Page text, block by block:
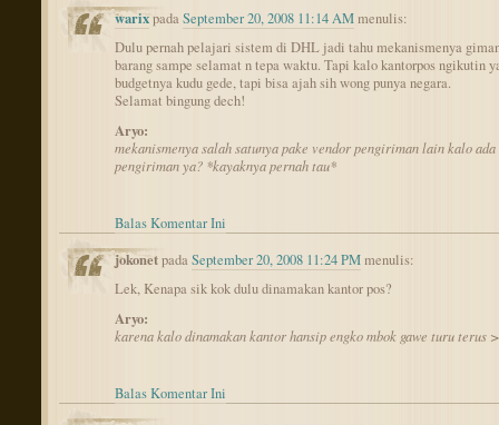
warixpadaSeptember 20, 2008 11:14 AMmenulis:
Dulu pernah pelajari sistem di DHL jadi tahu mekanismenya
barang sampe selamat n tepa waktu. Tapi kalo kantorpos ngikutin
budgetnya kudu gede, tapi bisa ajah sih wong punya negara.
Selamat bingung dech!
Aryo:
mekanismenya salah satunya pake vendor pengiriman lain kalo
pengiriman ya? *kayaknya pernah tau*
Balas Komentar Ini
jokonetpadaSeptember 20, 2008 11:24 PMmenulis:
Lek, Kenapa sik kok dulu dinamakan kantor pos?
Aryo:
karena kalo dinamakan kantor hansip engko mbok gawe turu terus
Balas Komentar Ini